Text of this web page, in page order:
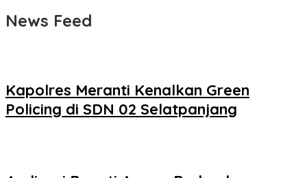
News Feed
Kapolres Meranti Kenalkan Green
Policing di SDN 02 Selatpanjang